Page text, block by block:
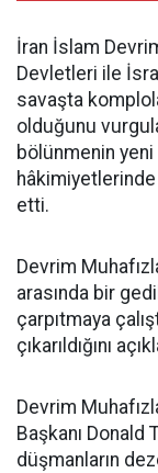
İran İslam
Devletleri ile
savaşta
olduğunu
bölünmenin yeni
hâkimiyetlerinde
etti.
Devrim
arasında bir
çarpıtmaya
çıkarıldığını
Devrim
Başkanı Donald
düşmanların